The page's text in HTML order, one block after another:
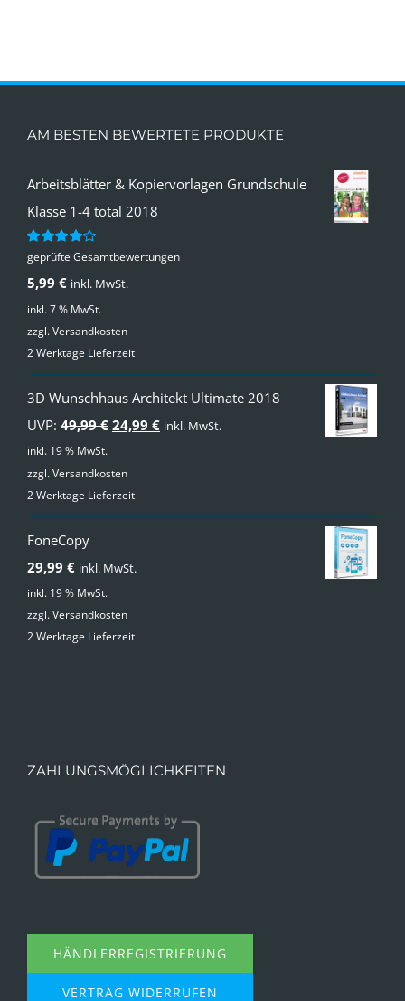
AM BESTEN BEWERTETE PRODUKTE
Arbeitsblätter & Kopiervorlagen Grundschule
Klasse 1-4 total 2018
Bewertet
von 5
geprüfte Gesamtbewertungen
5,99 € inkl. MwSt.
inkl. 7 % MwSt.
zzgl.Versandkosten
2 Werktage Lieferzeit
3D Wunschhaus Architekt Ultimate 2018
UVP: 49,99€ Ursprünglicher
war:
24,99 €Aktueller
inkl. MwSt.
inkl. 19 % MwSt.
zzgl.Versandkosten
2 Werktage Lieferzeit
FoneCopy
29,99 € inkl. MwSt.
inkl. 19 % MwSt.
zzgl.Versandkosten
2 Werktage Lieferzeit
ZAHLUNGSMÖGLICHKEITEN
HÄNDLERREGISTRIERUNG
VERTRAG WIDERRUFEN